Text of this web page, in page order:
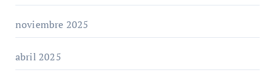
noviembre 2025
abril 2025